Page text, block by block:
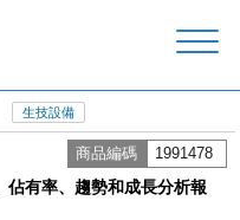
生技設備
商品編碼 1991478
佔有率、趨勢和成長分析報